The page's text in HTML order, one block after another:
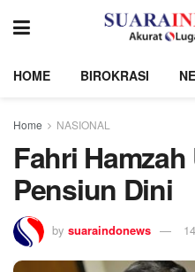
HOME BIROKRASI
Home NASIONAL
Fahri
Pensiun Dini
by suaraindonews